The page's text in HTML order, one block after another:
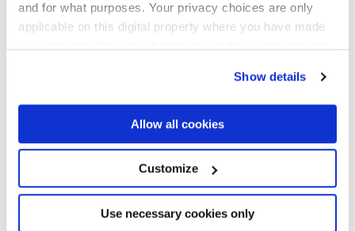
and for what purposes. Your privacy choices are only
applicable on this digital property where you have made
If you allow, we would also like to:
Collect information about your geographical
location which can be accurate to within several
Identify your device by actively scanning it for
specific characteristics (fingerprinting)
Find out more about how your personal data is processed
Show details
Allow all cookies
Customize
Use necessary cookies only